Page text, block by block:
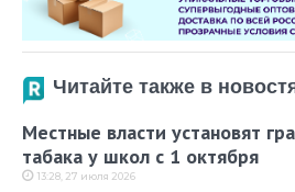
Читайте также в
Местные власти установят
табака у школ с 1 октября
13:28, 27 июля 2026